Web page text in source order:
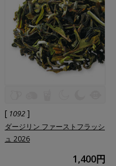
[ 1092 ]
ダージリン ファーストフラッシ
ュ 2026
1,400円